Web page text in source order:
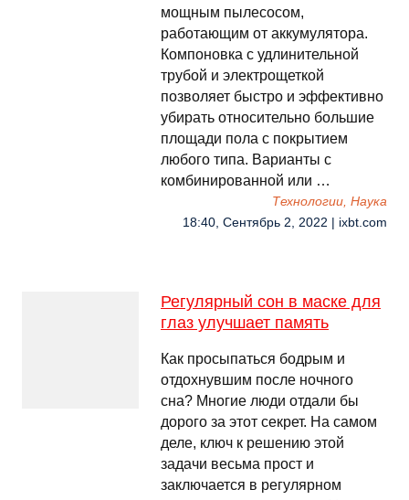
мощным пылесосом,
работающим от аккумулятора.
Компоновка с удлинительной
трубой и электрощеткой
позволяет быстро и эффективно
убирать относительно большие
площади пола с покрытием
любого типа. Варианты с
комбинированной или …
Технологии, Наука
18:40, Сентябрь 2, 2022 | ixbt.com
Регулярный сон в маске для
глаз улучшает память
Как просыпаться бодрым и
отдохнувшим после ночного
сна? Многие люди отдали бы
дорого за этот секрет. На самом
деле, ключ к решению этой
задачи весьма прост и
заключается в регулярном